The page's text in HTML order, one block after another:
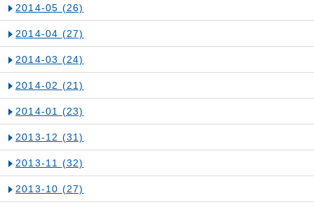
2014-05 (26)
2014-04 (27)
2014-03 (24)
2014-02 (21)
2014-01 (23)
2013-12 (31)
2013-11 (32)
2013-10 (27)